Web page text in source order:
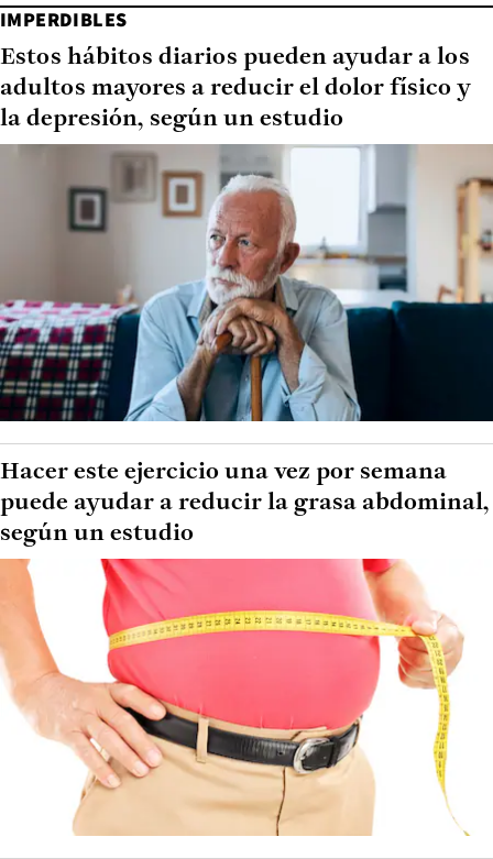
IMPERDIBLES
Estos hábitos diarios pueden ayudar a los
adultos mayores a reducir el dolor físico y
la depresión, según un estudio
Hacer este ejercicio una vez por semana
puede ayudar a reducir la grasa abdominal,
según un estudio